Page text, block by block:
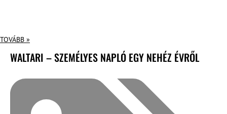
TOVÁBB »
WALTARI – SZEMÉLYES NAPLÓ EGY NEHÉZ ÉVRŐL